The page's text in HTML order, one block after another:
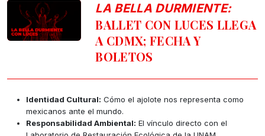
LA BELLA DURMIENTE:
BALLET CON LUCES LLEGA
A CDMX; FECHA Y
BOLETOS
Identidad Cultural: Cómo el ajolote nos representa como
mexicanos ante el mundo.
Responsabilidad Ambiental: El vínculo directo con el